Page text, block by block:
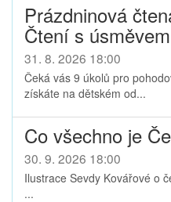
Prázdninová
Čtení s úsměvem
31. 8. 2026 18:00
Čeká vás 9 úkolů pro
získáte na dětském od...
Co všechno je
30. 9. 2026 18:00
Ilustrace Sevdy Kovářové o
...